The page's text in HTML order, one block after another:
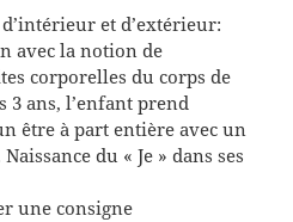
et d’extérieur:
avec la notion de
corporelles du corps de
3 ans, l’enfant prend
être à part entière avec un
du « Je » dans ses
une consigne